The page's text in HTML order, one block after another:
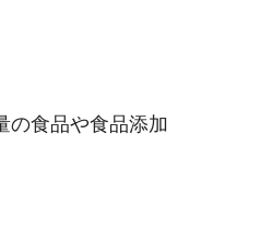
の食品や食品添加